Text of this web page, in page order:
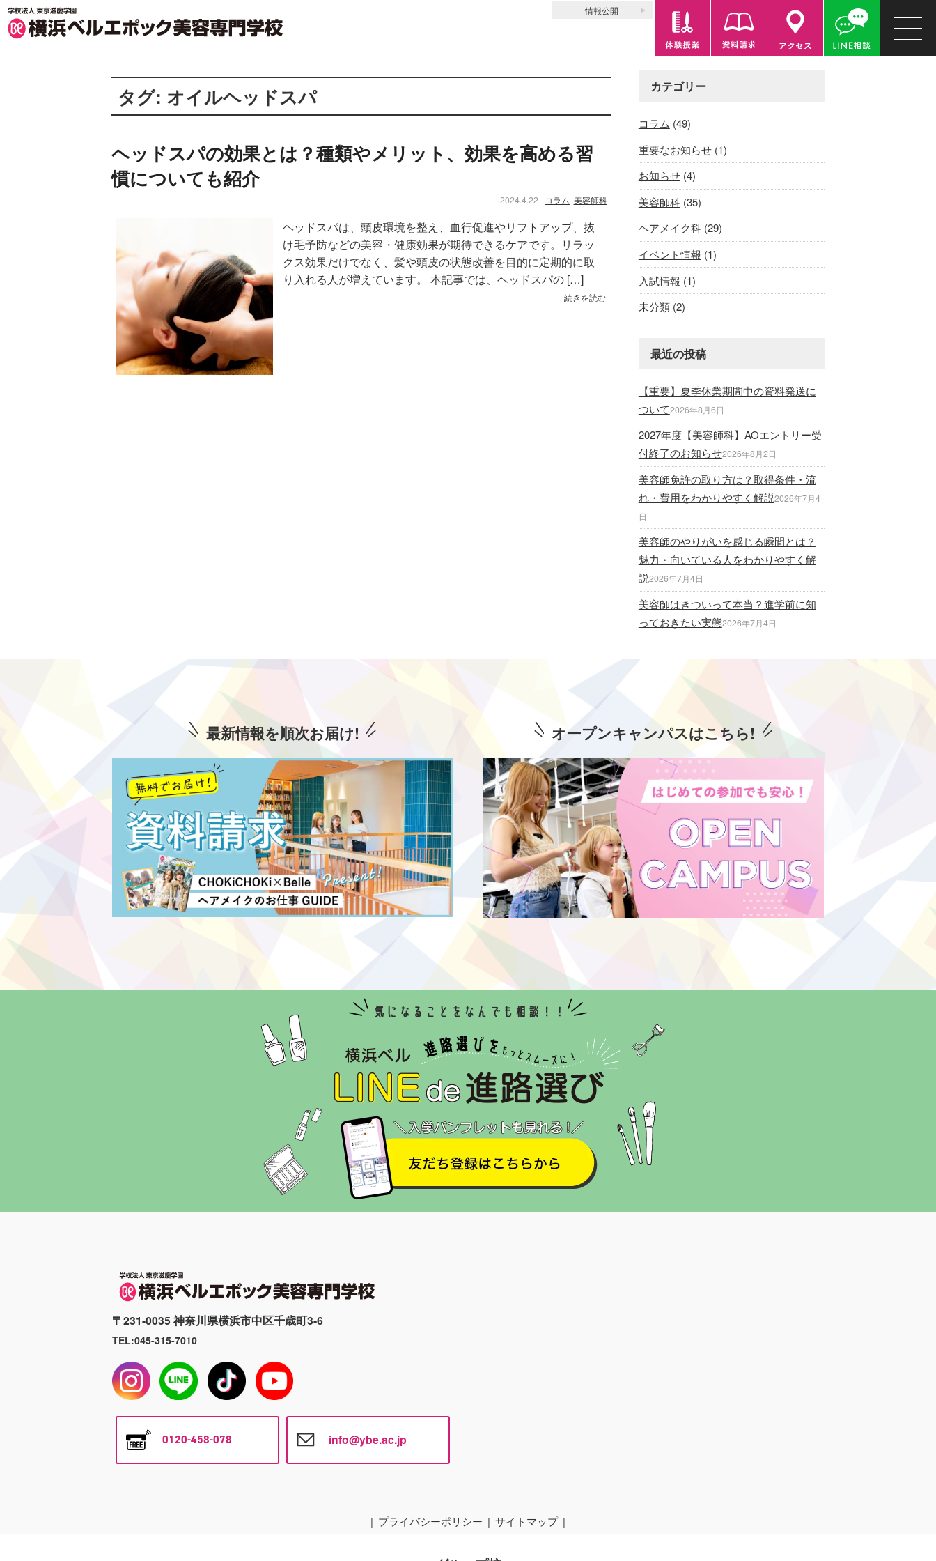
情報公開
横浜ベルエポック美容専門学校 TOP
タグ: オイルヘッドスパ
ヘッドスパの効果とは？種類やメリット、効果を高める習
慣についても紹介
2024.4.22 コラム 美容師科
ヘッドスパは、頭皮環境を整え、血行促進やリフトアップ、抜
け毛予防などの美容・健康効果が期待できるケアです。リラッ
クス効果だけでなく、髪や頭皮の状態改善を目的に定期的に取
り入れる人が増えています。 本記事では、ヘッドスパの […]
続きを読む
カテゴリー
コラム (49)
重要なお知らせ(1)
お知らせ(4)
美容師科(35)
ヘアメイク科(29)
イベント情報 (1)
入試情報 (1)
未分類(2)
最近の投稿
【重要】夏季休業期間中の資料発送に
ついて2026年8月6日
2027年度【美容師科】AOエントリー受
付終了のお知らせ2026年8月2日
美容師免許の取り方は？取得条件・流
れ・費用をわかりやすく解説2026年7月4
日
美容師のやりがいを感じる瞬間とは？
魅力・向いている人をわかりやすく解
説2026年7月4日
美容師はきついって本当？進学前に知
っておきたい実態2026年7月4日
最新情報を順次お届け! オープンキャンパスはこちら!
〒231-0035 神奈川県横浜市中区千歳町3-6
TEL:045-315-7010
0120-458-078 info@ybe.ac.jp
プライバシーポリシー サイトマップ